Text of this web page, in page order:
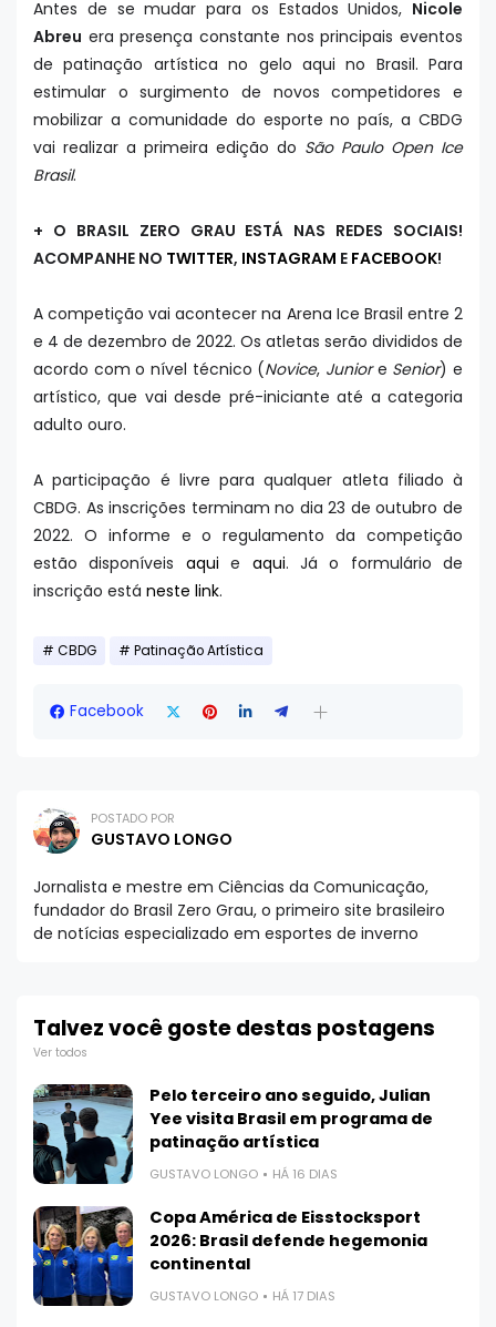
Antes de se mudar para os Estados Unidos, Nicole
Abreu era presença constante nos principais eventos
de patinação artística no gelo aqui no Brasil. Para
estimular o surgimento de novos competidores e
mobilizar a comunidade do esporte no país, a CBDG
vai realizar a primeira edição do São Paulo Open Ice
Brasil.
+ O BRASIL ZERO GRAU ESTÁ NAS REDES SOCIAIS!
ACOMPANHE NO TWITTER, INSTAGRAM E FACEBOOK!
A competição vai acontecer na Arena Ice Brasil entre 2
e 4 de dezembro de 2022. Os atletas serão divididos de
acordo com o nível técnico (Novice, Juniore Senior) e
artístico, que vai desde pré-iniciante até a categoria
adulto ouro.
A participação é livre para qualquer atleta filiado à
CBDG. As inscrições terminam no dia 23 de outubro de
2022. O informe e o regulamento da competição
estão disponíveis aqui e aqui. Já o formulário de
inscrição está neste link.
CBDG Patinação Artística
Facebook
POSTADO POR
GUSTAVO LONGO
Jornalista e mestre em Ciências da Comunicação,
fundador do Brasil Zero Grau, o primeiro site brasileiro
de notícias especializado em esportes de inverno
Talvez você goste destas postagens
Ver todos
Pelo terceiro ano seguido, Julian
Yee visita Brasil em programa de
patinação artística
GUSTAVO LONGO HÁ 16 DIAS
Copa América de Eisstocksport
2026: Brasil defende hegemonia
continental
GUSTAVO LONGO HÁ 17 DIAS